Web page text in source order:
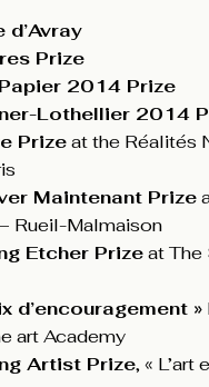
d’Avray
Prize
2014 Prize
Lothellier 2014
Prizeat the Réalités
Maintenant Prize
Rueil-Malmaison
Etcher Prizeat The
d’encouragement »
art Academy
Artist Prize, « L’art